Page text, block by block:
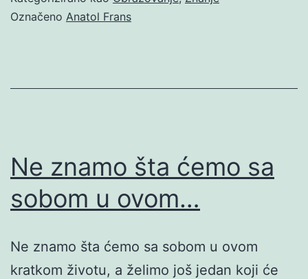
Označeno Anatol Frans
Ne znamo šta ćemo sa
sobom u ovom…
Ne znamo šta ćemo sa sobom u ovom
kratkom životu, a želimo još jedan koji će